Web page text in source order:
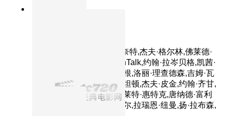
主演：本·贝尔特,艾丽莎·奈特,杰夫·格尔林,佛莱德·
威拉特,西格妮·韦弗,MacInTalk,约翰·拉岑贝格,凯茜·
纳基麦,泰迪·牛顿,鲍伯·伯根,洛丽·理查德森,吉姆·瓦
德,彼特·道格特,安德鲁·斯坦顿,杰夫·皮金,约翰·齐甘,
米凯·麦高万,雪莉·琳恩,克莱特·惠特克,唐纳德·富利
洛夫,罗里·艾伦,杰斯·哈梅尔,拉瑞恩·纽曼,扬·拉布森,